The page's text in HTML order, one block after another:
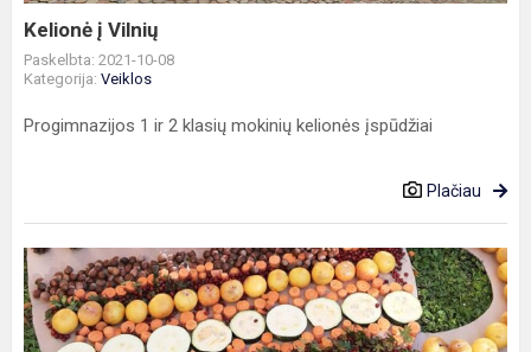
Kelionė į Vilnių
Paskelbta: 2021-10-08
Kategorija: Veiklos
Progimnazijos 1 ir 2 klasių mokinių kelionės įspūdžiai
Plačiau
Rudens
gėrybių
mozaika